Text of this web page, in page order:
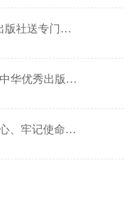
护手册排忧解难
优秀出版物奖
”主题教育动员会